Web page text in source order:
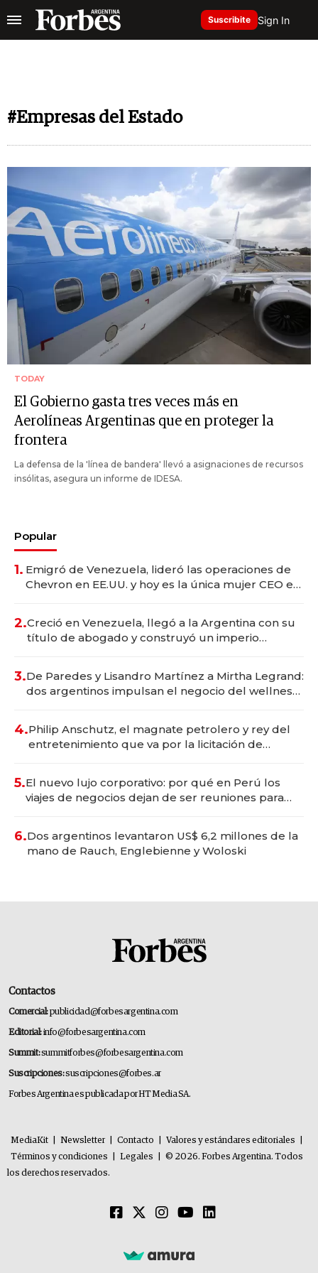
Suscribite Sign In
#Empresas del Estado
TODAY
El Gobierno gasta tres veces más en
Aerolíneas Argentinas que en proteger la
frontera
La defensa de la 'línea de bandera' llevó a asignaciones de recursos
insólitas, asegura un informe de IDESA.
Popular
1. Emigró de Venezuela, lideró las operaciones de
Chevron en EE.UU. y hoy es la única mujer CEO en
2.Creció en Venezuela, llegó a la Argentina con su
título de abogado y construyó un imperio
3.De Paredes y Lisandro Martínez a Mirtha Legrand:
dos argentinos impulsan el negocio del wellness
4.Philip Anschutz, el magnate petrolero y rey del
entretenimiento que va por la licitación de
5.El nuevo lujo corporativo: por qué en Perú los
viajes de negocios dejan de ser reuniones para
6.Dos argentinos levantaron US$ 6,2 millones de la
mano de Rauch, Englebienne y Woloski
Contactos
Comercial:publicidad@forbesargentina.com
Editorial:info@forbesargentina.com
Summit:summitforbes@forbesargentina.com
Suscripciones:suscripciones@forbes.ar
Forbes Argentina es publicada por HT Media SA.
MediaKit Newsletter Contacto Valores y estándares editoriales
Términos y condiciones
Legales
© 2026. Forbes Argentina. Todos
los derechos reservados.